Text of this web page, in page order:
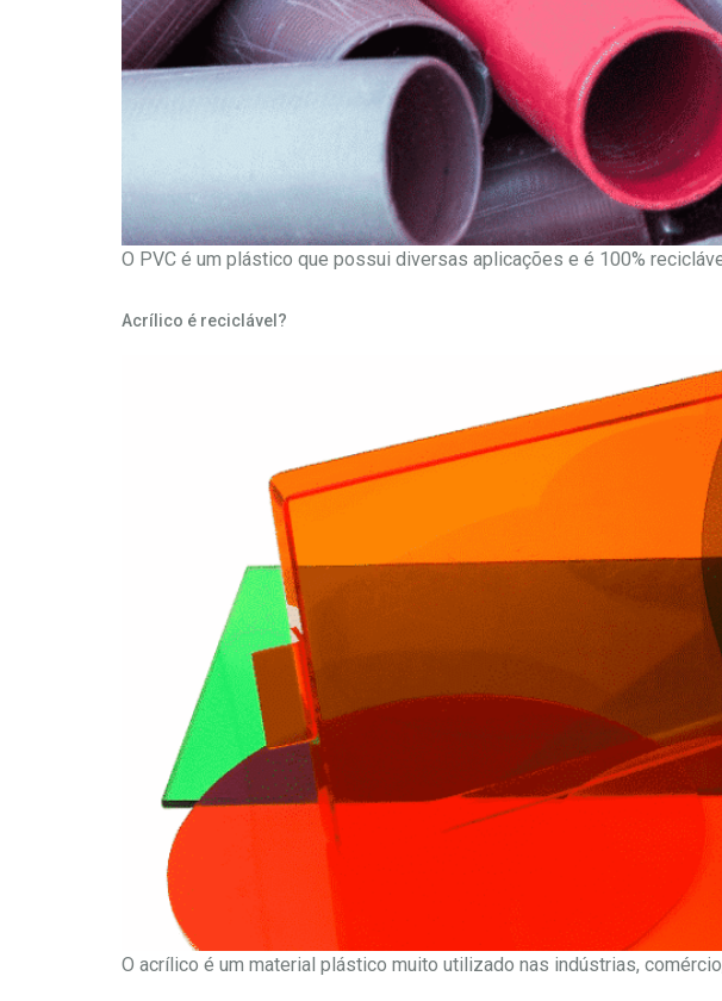
O PVC é um plástico que possui diversas aplicações e é 100%
Acrílico é reciclável?
O acrílico é um material plástico muito utilizado nas indústrias,